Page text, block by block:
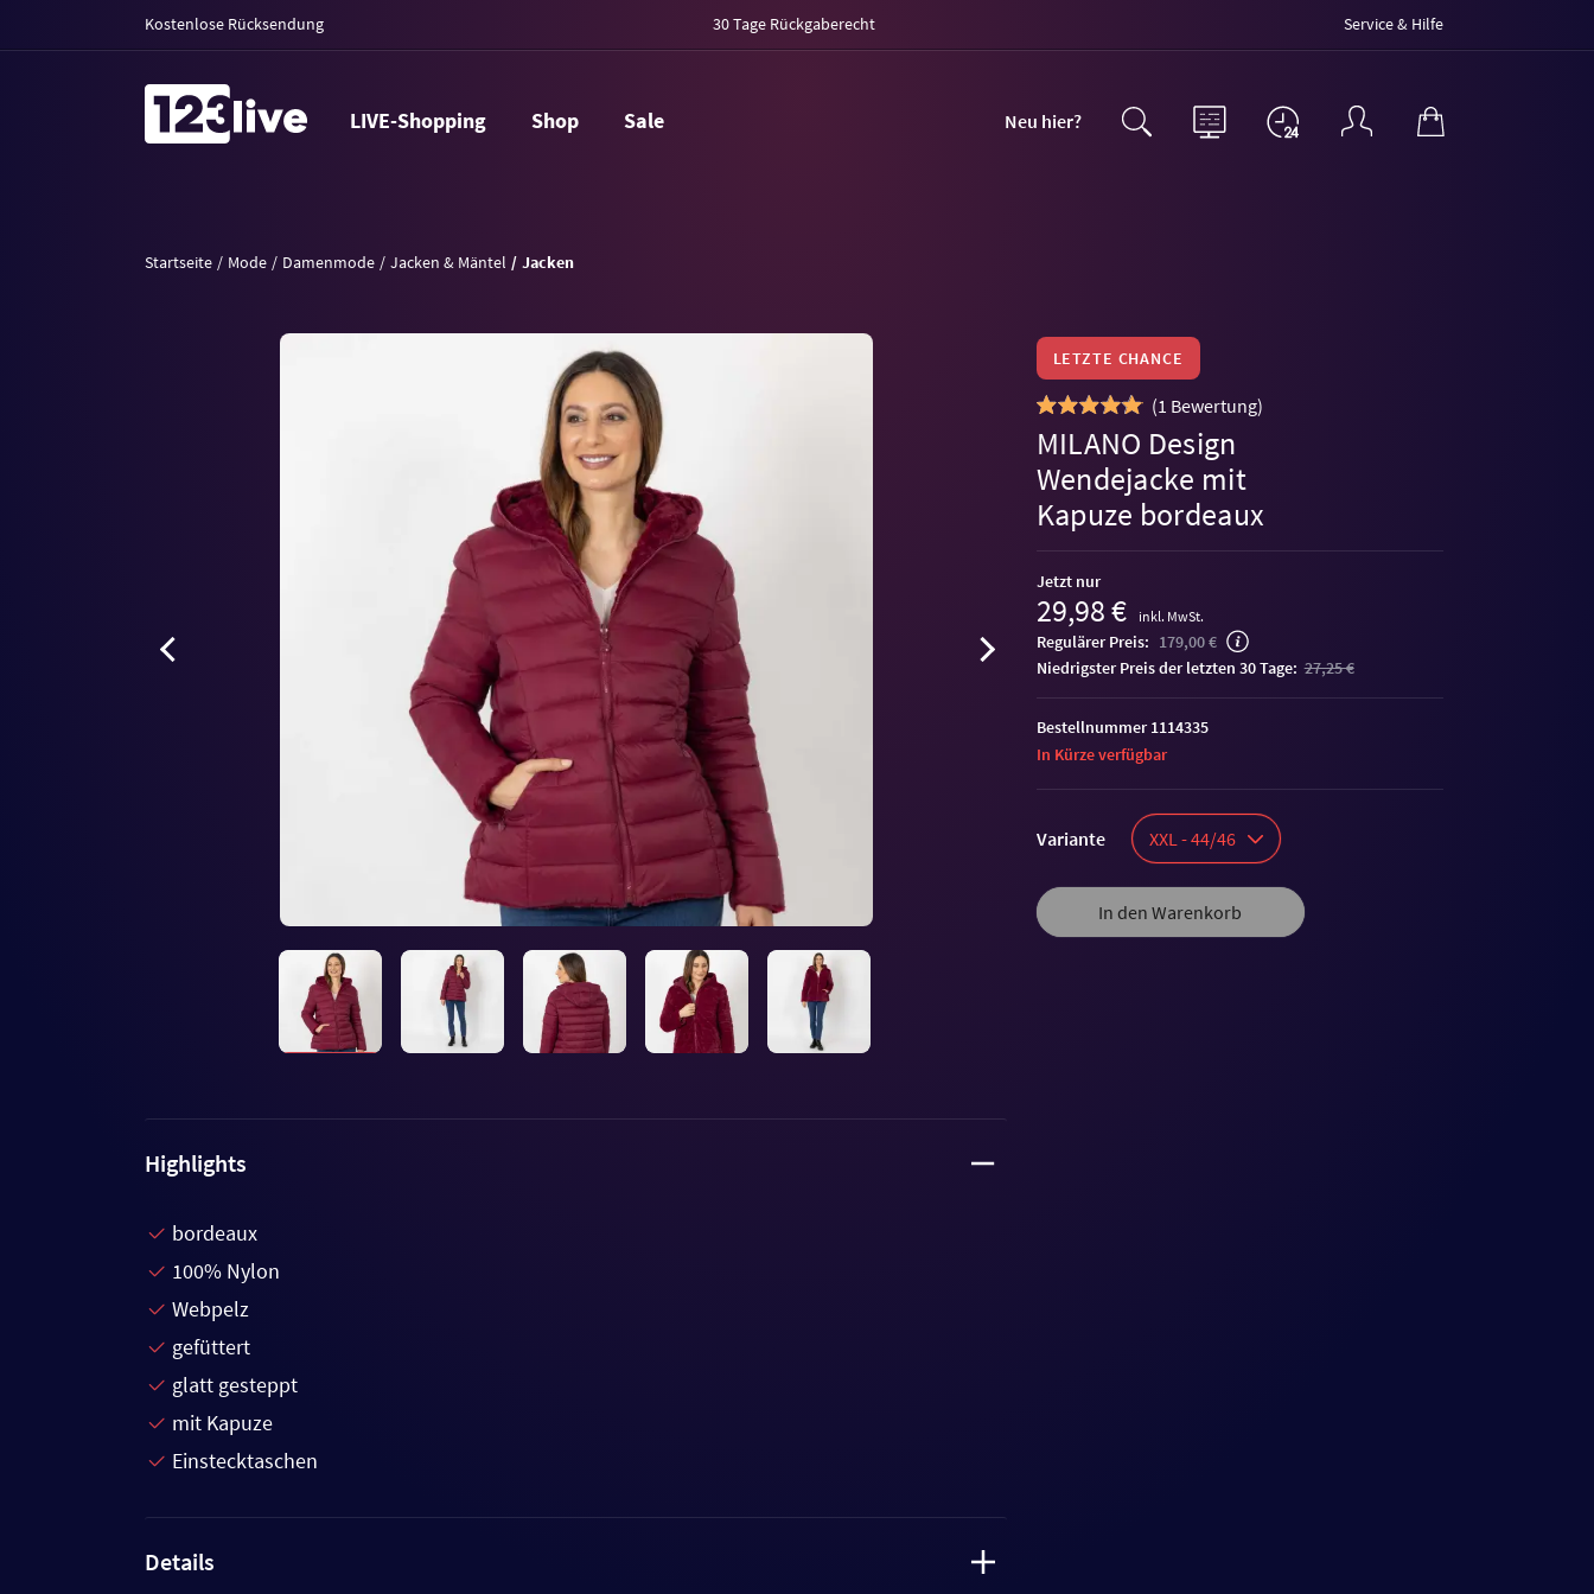
Kostenlose Rücksendung 30 Tage Rückgaberecht Service & Hilfe
LIVE-Shopping Shop Sale Neu hier?
Startseite Mode Damenmode Jacken & Mäntel Jacken
LETZTE CHANCE
(1 Bewertung)
MILANO Design
Wendejacke mit
Kapuze bordeaux
Jetzt nur
29,98 € inkl. MwSt.
Regulärer Preis: 179,00 €
niedrigster Preis der letzten 30 Tage: 27,25 €
Variante XXL - 44/46
In den Warenkorb
Bestellnummer 1114335
In Kürze verfügbar
Highlights
bordeaux
100% Nylon
Webpelz
gefüttert
glatt gesteppt
mit Kapuze
Einstecktaschen
Details